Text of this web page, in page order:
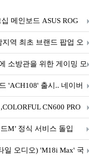
메인보드 ASUS ROG
예정역 최초 브랜드 팝업 오
소방관을 위한 게이밍 모
'ACH108' 출시.. 네이버
CN600 PRO
M’ 정식 서비스 돌입
일 오디오) 'M18i Max' 국